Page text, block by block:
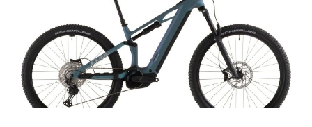
erreurs
à
pas
faire.